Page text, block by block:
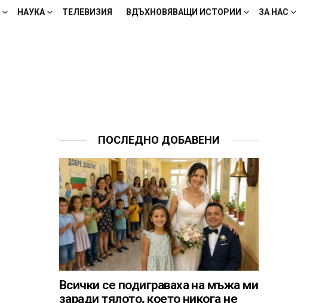
НАУКА ТЕЛЕВИЗИЯ ВДЪХНОВЯВАЩИ ИСТОРИИ ЗА НАС
ПОСЛЕДНО ДОБАВЕНИ
Всички се подиграваха на мъжа ми
заради тялото, което никога не